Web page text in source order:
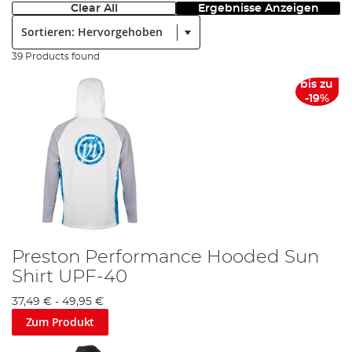
Clear All Ergebnisse Anzeigen
39 Products found
bis zu
-19%
Preston Performance Hooded Sun
Shirt UPF-40
37,49 € - 49,95 €
Zum Produkt